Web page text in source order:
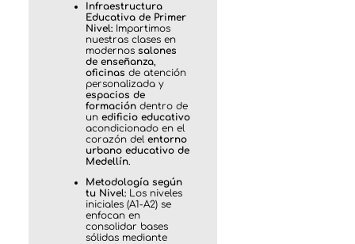
Infraestructura
Educativa de Primer
Nivel:Impartimos
nuestras clases en
modernos salones
de enseñanza,
oficinas de atención
personalizada y
espacios de
formacióndentro de
un edificio educativo
acondicionado en el
corazón del entorno
urbano educativo de
Medellín.
Metodología según
tu Nivel:Los niveles
iniciales (A1-A2) se
enfocan en
consolidar bases
sólidas mediante